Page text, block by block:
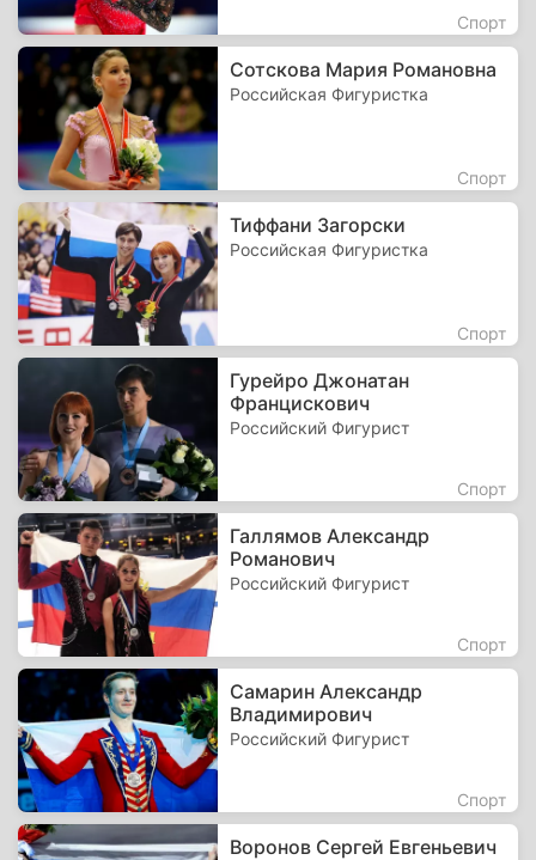
Спорт
Сотскова Мария Романовна
Российская Фигуристка
Спорт
Тиффани Загорски
Российская Фигуристка
Спорт
Гурейро Джонатан
Францискович
Российский Фигурист
Спорт
Галлямов Александр
Романович
Российский Фигурист
Спорт
Самарин Александр
Владимирович
Российский Фигурист
Спорт
Воронов Сергей Евгеньевич